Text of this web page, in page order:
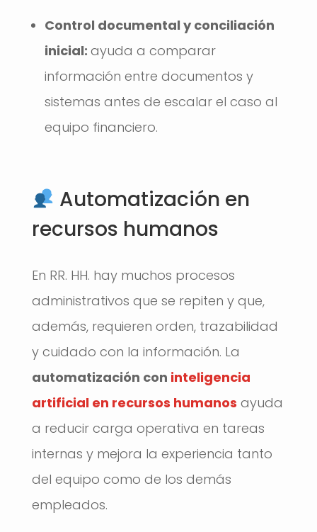
Control documental y conciliación
inicial: ayuda a comparar
información entre documentos y
sistemas antes de escalar el caso al
equipo financiero.
Automatización en
recursos humanos
En RR. HH. hay muchos procesos
administrativos que se repiten y que,
además, requieren orden, trazabilidad
y cuidado con la información. La
automatización con inteligencia
artificial en recursos humanos ayuda
a reducir carga operativa en tareas
internas y mejora la experiencia tanto
del equipo como de los demás
empleados.